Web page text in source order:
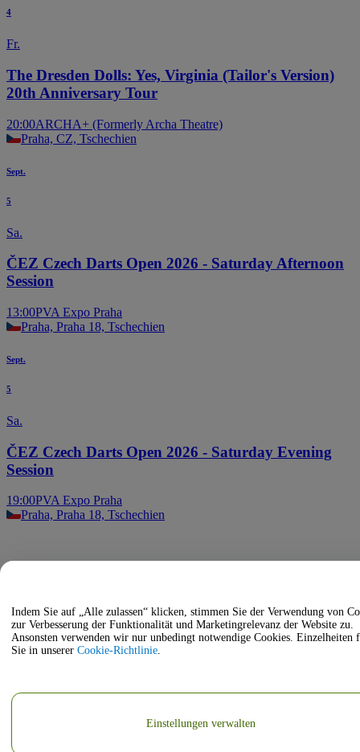
4
Fr.
The Dresden Dolls: Yes, Virginia (Tailor's Version)
20th Anniversary Tour
20:00ARCHA+ (Formerly Archa Theatre)
Praha, CZ, Tschechien
Sept.
5
Sa.
ČEZ Czech Darts Open 2026 - Saturday Afternoon
Session
13:00PVA Expo Praha
Praha, Praha 18, Tschechien
Sept.
5
Sa.
ČEZ Czech Darts Open 2026 - Saturday Evening
Session
19:00PVA Expo Praha
Praha, Praha 18, Tschechien
Indem Sie auf „Alle zulassen“ klicken, stimmen Sie der Verwendung von
zur Verbesserung der Funktionalität und Marketingrelevanz der Website zu.
Ansonsten verwenden wir nur unbedingt notwendige Cookies. Einzelheiten
Sie in unserer Cookie-Richtlinie.
Einstellungen verwalten